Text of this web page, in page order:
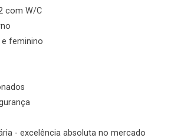
com W/C
e feminino
- excelência absoluta no mercado